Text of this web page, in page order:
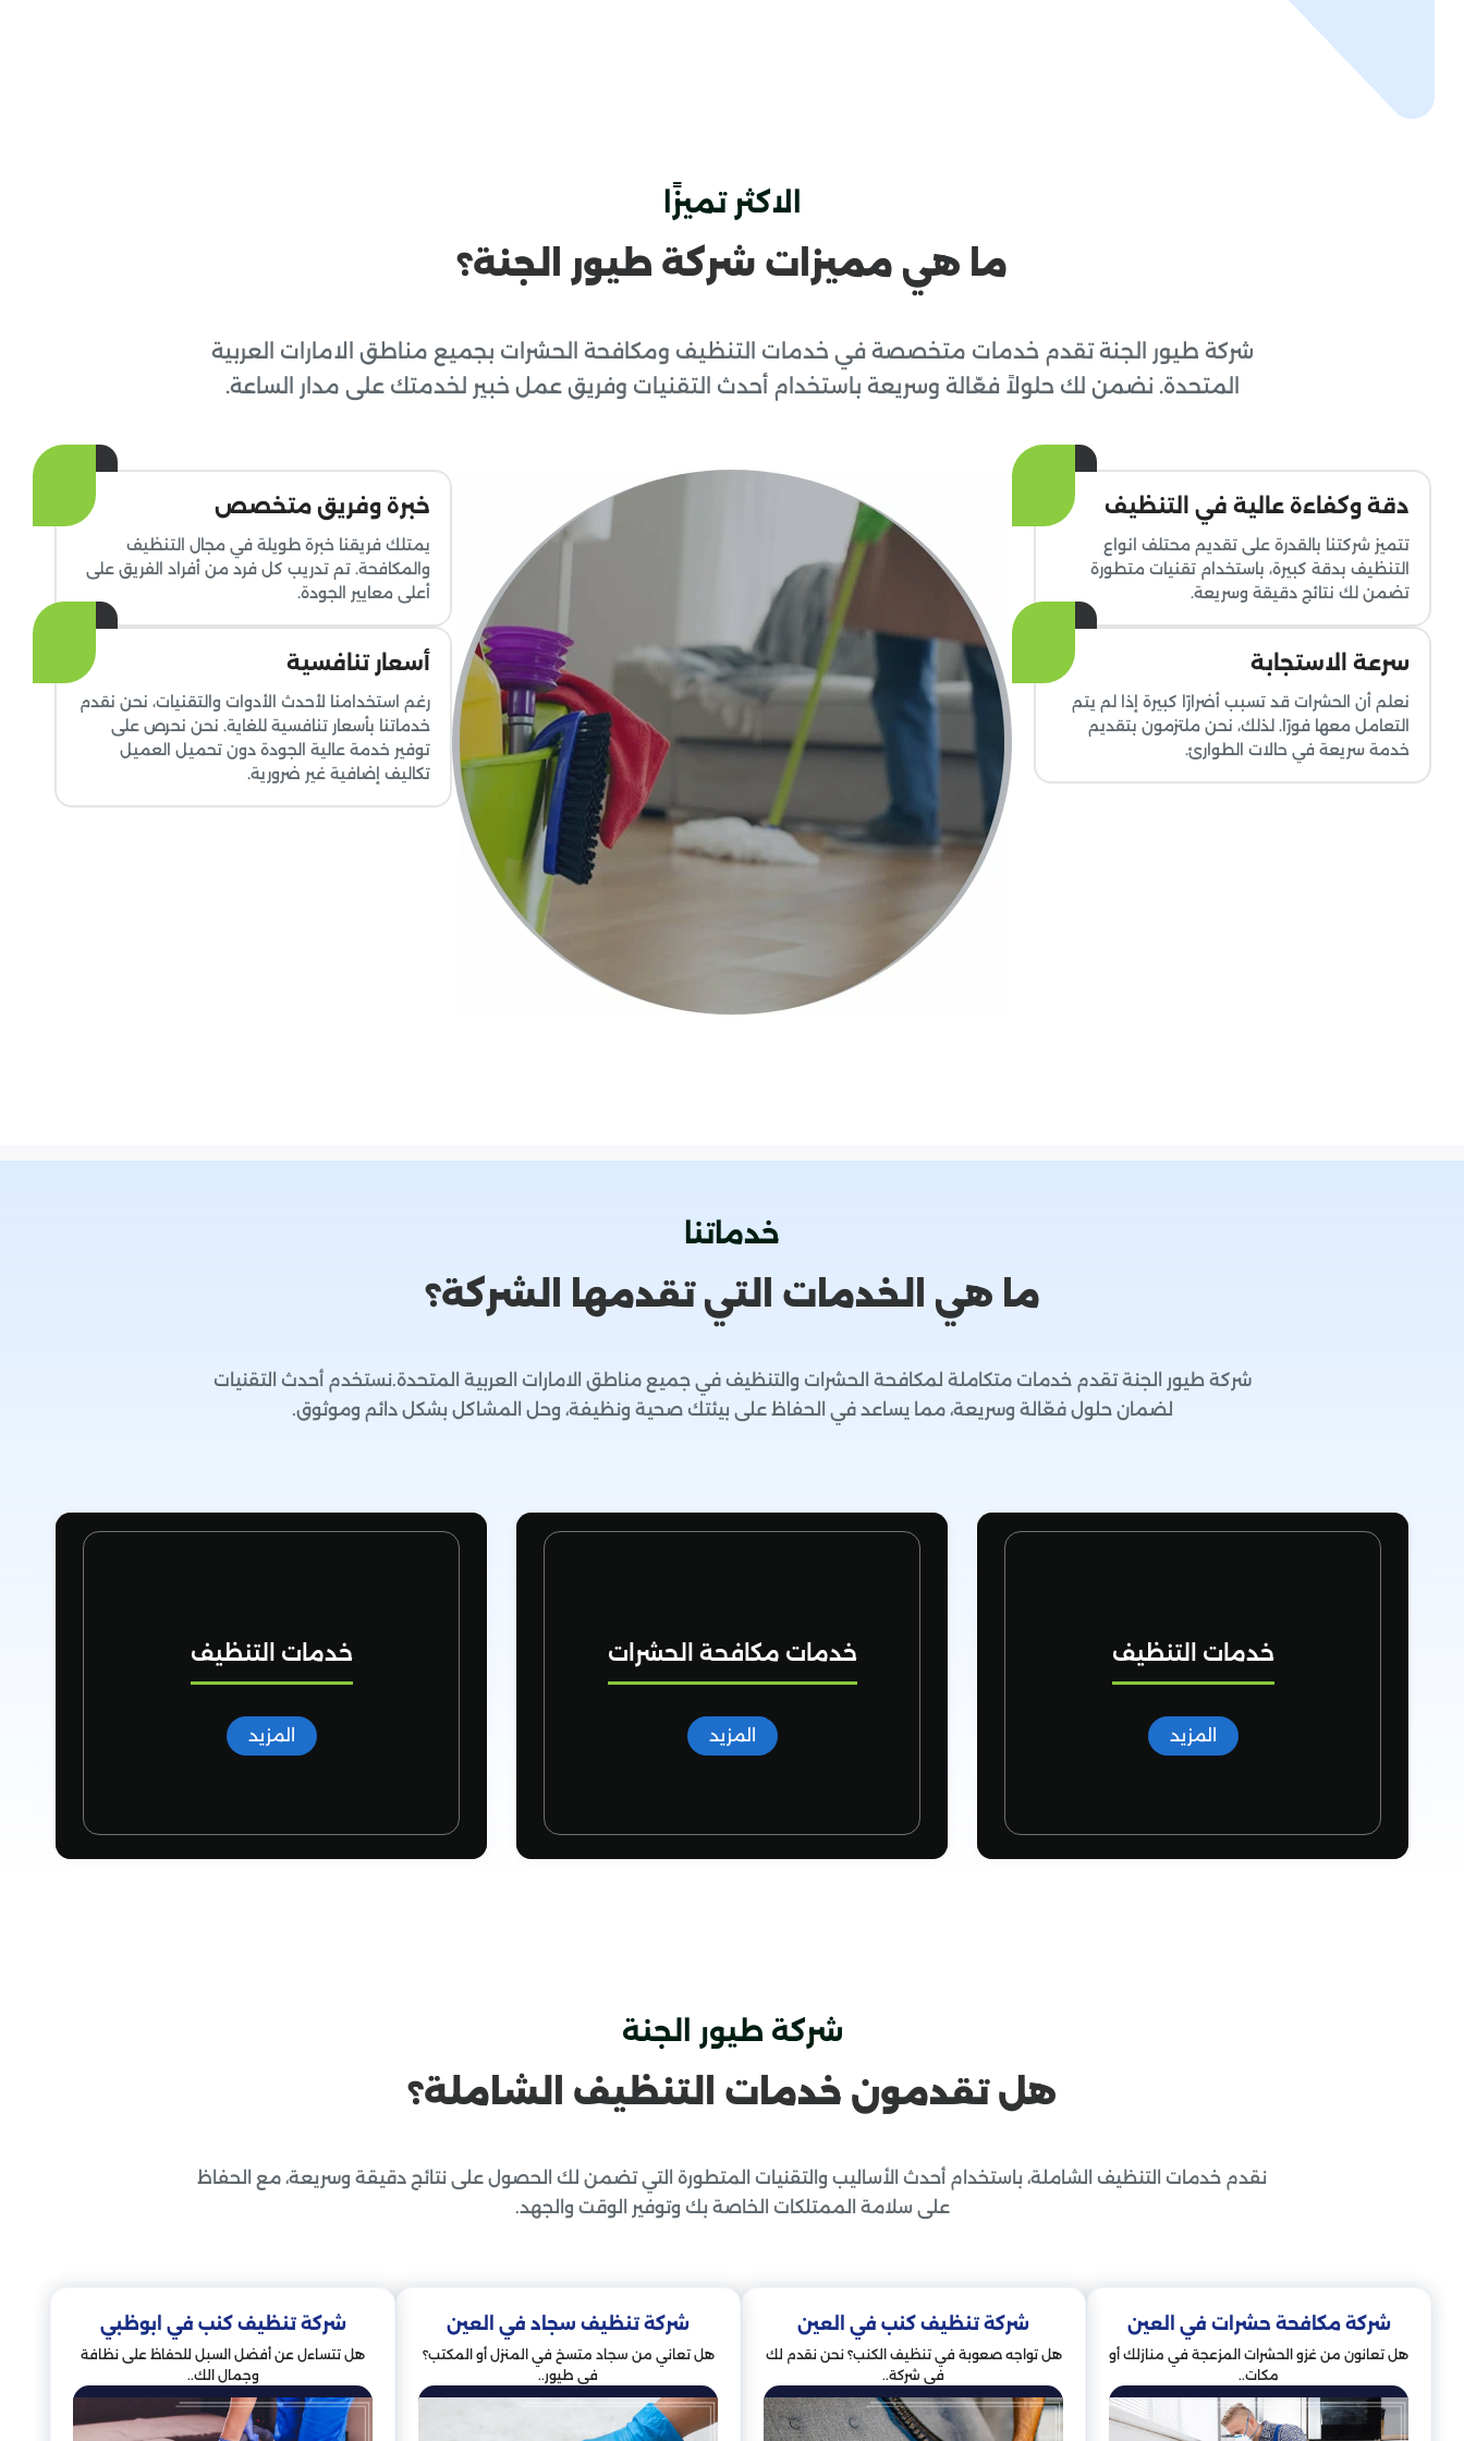
الاكثر تميزًا
ما هي مميزات شركة طيور الجنة؟
شركة طيور الجنة تقدم خدمات متخصصة في خدمات التنظيف ومكافحة الحشرات بجميع مناطق الامارات العربية
المتحدة. نضمن لك حلولاً فعّالة وسريعة باستخدام أحدث التقنيات وفريق عمل خبير لخدمتك على مدار الساعة.
دقة وكفاءة عالية في التنظيف
تتميز شركتنا بالقدرة على تقديم محتلف انواع
التنظيف بدقة كبيرة، باستخدام تقنيات متطورة
تضمن لك نتائج دقيقة وسريعة.
سرعة الاستجابة
نعلم أن الحشرات قد تسبب أضرارًا كبيرة إذا لم يتم
التعامل معها فورًا. لذلك، نحن ملتزمون بتقديم
خدمة سريعة في حالات الطوارئ.
خبرة وفريق متخصص
يمتلك فريقنا خبرة طويلة في مجال التنظيف
والمكافحة. تم تدريب كل فرد من أفراد الفريق على
أعلى معايير الجودة.
أسعار تنافسية
رغم استخدامنا لأحدث الأدوات والتقنيات، نحن نقدم
خدماتنا بأسعار تنافسية للغاية. نحن نحرص على
توفير خدمة عالية الجودة دون تحميل العميل
تكاليف إضافية غير ضرورية.
خدماتنا
ما هي الخدمات التي تقدمها الشركة؟
شركة طيور الجنة تقدم خدمات متكاملة لمكافحة الحشرات والتنظيف في جميع مناطق الامارات العربية المتحدة.نستخدم أحدث التقنيات
لضمان حلول فعّالة وسريعة، مما يساعد في الحفاظ على بيئتك صحية ونظيفة، وحل المشاكل بشكل دائم وموثوق.
خدمات مكافحة الحشرات
المزيد
خدمات التنظيف
المزيد
خدمات مكافحة الحشرات
المزيد
شركة طيور الجنة
هل تقدمون خدمات التنظيف الشاملة؟
نقدم خدمات التنظيف الشاملة، باستخدام أحدث الأساليب والتقنيات المتطورة التي تضمن لك الحصول على نتائج دقيقة وسريعة، مع الحفاظ
على سلامة الممتلكات الخاصة بك وتوفير الوقت والجهد.
شركة مكافحة حشرات في العين
هل تعانون من غزو الحشرات المزعجة في منازلك أو
مكات..
شركة تنظيف كنب في العين
هل تواجه صعوبة في تنظيف الكنب؟ نحن نقدم لك
في شركة..
شركة تنظيف سجاد في العين
هل تعاني من سجاد متسخ في المنزل أو المكتب؟
في طيور..
شركة تنظيف كنب في ابوظبي
هل تتساءل عن أفضل السبل للحفاظ على نظافة
وجمال الك..